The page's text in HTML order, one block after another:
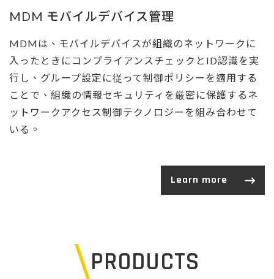
MDM モバイルデバイス管理
MDMは、モバイルデバイスが組織のネットワークに
入ったときにコンプライアンスチェックとID認識を実
行し、グループ設定に従って制御ポリシーを適用する
ことで、組織の情報セキュリティを厳密に保護するネ
ットワークアクセス制御テクノロジーを組み合わせて
いる。
Learn more
PRODUCTS